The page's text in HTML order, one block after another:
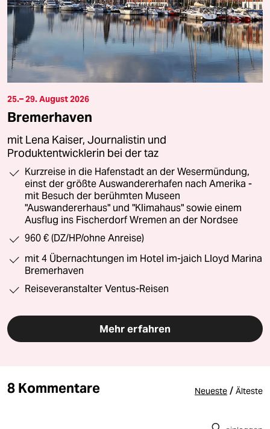
25.– 29. August 2026
Bremerhaven
mit Lena Kaiser, Journalistin und
Produktentwicklerin bei der taz
Kurzreise in die Hafenstadt an der Wesermündung,
einst der größte Auswandererhafen nach Amerika -
mit Besuch der berühmten Museen
"Auswandererhaus" und "Klimahaus" sowie einem
Ausflug ins Fischerdorf Wremen an der Nordsee
960 € (DZ/HP/ohne Anreise)
mit 4 Übernachtungen im Hotel im-jaich Lloyd Marina
Bremerhaven
Reiseveranstalter Ventus-Reisen
Mehr erfahren
8 Kommentare Neueste / Älteste